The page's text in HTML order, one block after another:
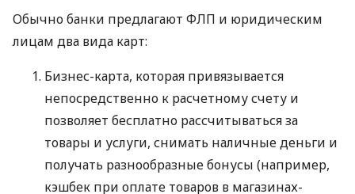
Обычно банки предлагают ФЛП и юридическим
лицам два вида карт:
Бизнес-карта, которая привязывается
непосредственно к расчетному счету и
позволяет бесплатно рассчитываться за
товары и услуги, снимать наличные деньги и
получать разнообразные бонусы (например,
кэшбек при оплате товаров в магазинах-